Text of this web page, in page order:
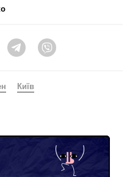
Twitter Telegram
Київ